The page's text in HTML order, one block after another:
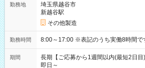
勤務地
埼玉県越谷市
新越谷駅
その他製造
勤務時間 8:00～17:00 ※表記のうち実働8時間で
期間
長期【ご応募から1週間以内(最短2日目
即日～